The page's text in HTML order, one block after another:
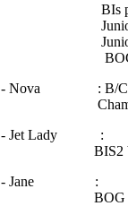
BIs puppy
Junior
Junior
- Nova : B/C O/
Champion
- Jet Lady :
BIS2 baby
- Jane :
BOG